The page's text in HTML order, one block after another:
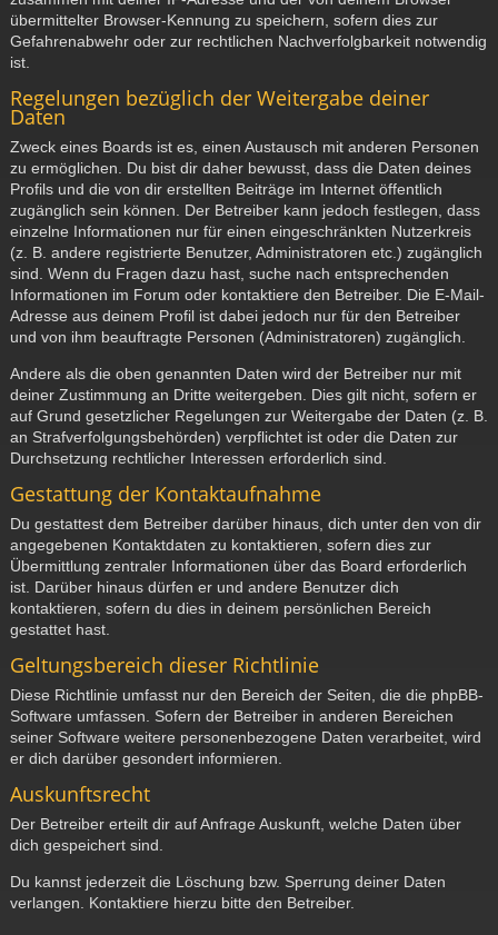
übermittelter Browser-Kennung zu speichern, sofern dies zur
Gefahrenabwehr oder zur rechtlichen Nachverfolgbarkeit notwendig
ist.
Regelungen bezüglich der Weitergabe deiner
Daten
Zweck eines Boards ist es, einen Austausch mit anderen Personen
zu ermöglichen. Du bist dir daher bewusst, dass die Daten deines
Profils und die von dir erstellten Beiträge im Internet öffentlich
zugänglich sein können. Der Betreiber kann jedoch festlegen, dass
einzelne Informationen nur für einen eingeschränkten Nutzerkreis
(z. B. andere registrierte Benutzer, Administratoren etc.) zugänglich
sind. Wenn du Fragen dazu hast, suche nach entsprechenden
Informationen im Forum oder kontaktiere den Betreiber. Die E-Mail-
Adresse aus deinem Profil ist dabei jedoch nur für den Betreiber
und von ihm beauftragte Personen (Administratoren) zugänglich.
Andere als die oben genannten Daten wird der Betreiber nur mit
deiner Zustimmung an Dritte weitergeben. Dies gilt nicht, sofern er
auf Grund gesetzlicher Regelungen zur Weitergabe der Daten (z. B.
an Strafverfolgungsbehörden) verpflichtet ist oder die Daten zur
Durchsetzung rechtlicher Interessen erforderlich sind.
Gestattung der Kontaktaufnahme
Du gestattest dem Betreiber darüber hinaus, dich unter den von dir
angegebenen Kontaktdaten zu kontaktieren, sofern dies zur
Übermittlung zentraler Informationen über das Board erforderlich
ist. Darüber hinaus dürfen er und andere Benutzer dich
kontaktieren, sofern du dies in deinem persönlichen Bereich
gestattet hast.
Geltungsbereich dieser Richtlinie
Diese Richtlinie umfasst nur den Bereich der Seiten, die die phpBB-
Software umfassen. Sofern der Betreiber in anderen Bereichen
seiner Software weitere personenbezogene Daten verarbeitet, wird
er dich darüber gesondert informieren.
Auskunftsrecht
Der Betreiber erteilt dir auf Anfrage Auskunft, welche Daten über
dich gespeichert sind.
Du kannst jederzeit die Löschung bzw. Sperrung deiner Daten
verlangen. Kontaktiere hierzu bitte den Betreiber.